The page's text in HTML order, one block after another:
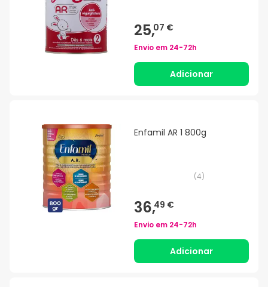
25,07 €
Envio em 24-72h
Adicionar
Enfamil AR 1 800g
(4)
36,49 €
Envio em 24-72h
Adicionar